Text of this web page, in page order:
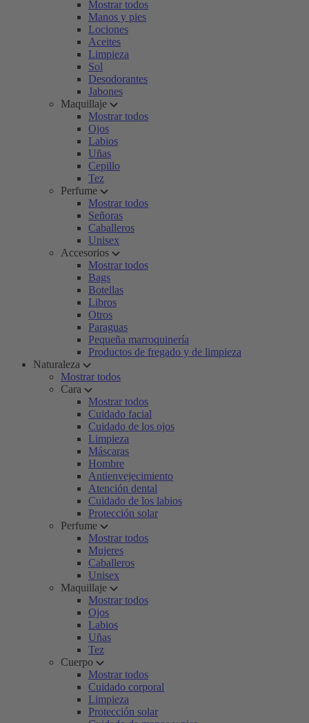
Mostrar todos
Manos y pies
Lociones
Aceites
Limpieza
Sol
Desodorantes
Jabones
Maquillaje
Mostrar todos
Ojos
Labios
Uñas
Cepillo
Tez
Perfume
Mostrar todos
Señoras
Caballeros
Unisex
Accesorios
Mostrar todos
Bags
Botellas
Libros
Otros
Paraguas
Pequeña marroquinería
Productos de fregado y de limpieza
Naturaleza
Mostrar todos
Cara
Mostrar todos
Cuidado facial
Cuidado de los ojos
Limpieza
Máscaras
Hombre
Antienvejecimiento
Atención dental
Cuidado de los labios
Protección solar
Perfume
Mostrar todos
Mujeres
Caballeros
Unisex
Maquillaje
Mostrar todos
Ojos
Labios
Uñas
Tez
Cuerpo
Mostrar todos
Cuidado corporal
Limpieza
Protección solar